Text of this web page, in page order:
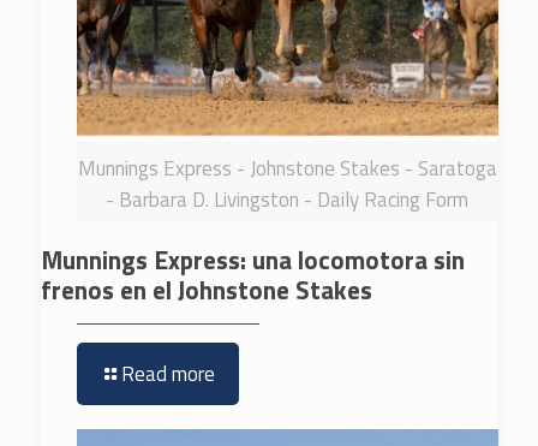
Munnings Express - Johnstone Stakes - Saratoga
- Barbara D. Livingston - Daily Racing Form
Munnings Express: una locomotora sin
frenos en el Johnstone Stakes
Read more